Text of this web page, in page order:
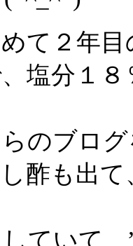
て２年
塩分１
のブロ
酢も出
ていて